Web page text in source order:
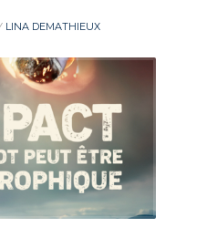
LINA DEMATHIEUX